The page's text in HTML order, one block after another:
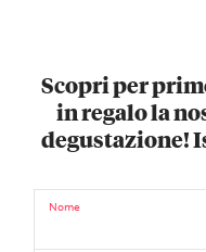
Scopri per
in regalo la
degustazione!
Nome